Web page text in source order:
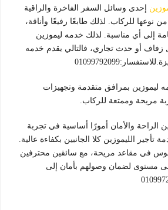
إحدى وسائل السفر الفاخرة والراقية
نوعها للركاب. لذلك طابعًا رفيعًا وأناقة،
إلى أي مناسبة. لذلك خدمه ليموزين
أو حدث تجاري، فالتالي يقدم خدمه
ليموزين بمرافق متقدمة وتجهيزات
مريحة وممتعة للركاب.
الراحة والأمان أمورًا أساسية في تجربة
تأجير الليموزين كلا الجانبين بكفاءة عالية.
في مقاعد مريحة، مع سائقين محترفين
مستوى لضمان وصولهم بأمان إلى